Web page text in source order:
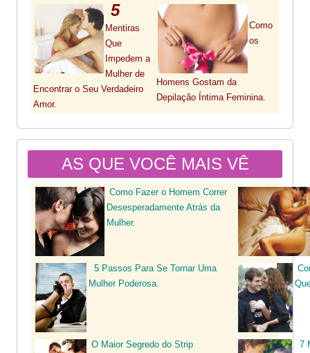
5
Mentiras
Que
Impedem a
Mulher de
Encontrar o Seu Verdadeiro
Amor.
Como
os
Homens Gostam da
Depilação Íntima Feminina.
AS QUE VOCÊ MAIS VÊ
Como Fazer o Homem Correr
Desesperadamente Atrás da
Mulher.
5 Passos Para Se Tornar Uma
Mulher Poderosa.
O Maior Segredo do Strip
7